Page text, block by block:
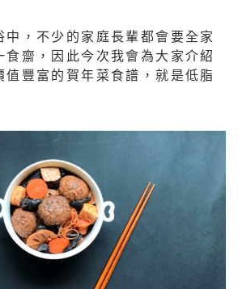
中，不少的家庭長輩都會要全家
食齋，因此今次我會為大家介紹
值豐富的賀年菜食譜，就是低脂